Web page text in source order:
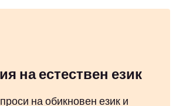
на естествен език
на обикновен език и